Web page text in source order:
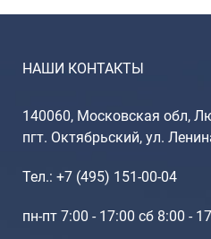
НАШИ КОНТАКТЫ
140060, Московская обл,
пгт. Октябрьский, ул.
Тел.: +7 (495) 151-00-04
пн-пт 7:00 - 17:00 сб 8:00 -